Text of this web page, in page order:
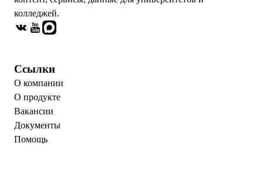
колледжей.
Ссылки
О компании
О продукте
Вакансии
Документы
Помощь